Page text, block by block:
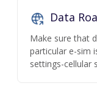
Data
Make sure that
particular e-sim
settings-cellular